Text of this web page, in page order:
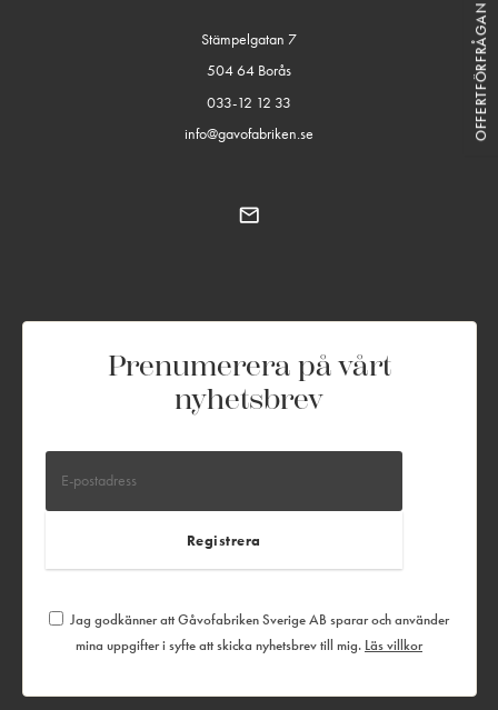
Stämpelgatan 7
504 64 Borås
033-12 12 33
info@gavofabriken.se
Prenumerera på vårt
nyhetsbrev
Jag godkänner att Gåvofabriken Sverige AB sparar och använder
mina uppgifter i syfte att skicka nyhetsbrev till mig. Läs villkor
OFFERTFÖRFRÅGAN